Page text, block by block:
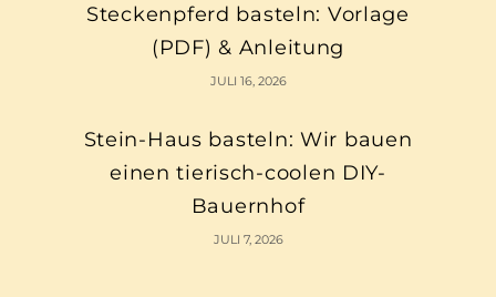
Steckenpferd basteln: Vorlage
(PDF) & Anleitung
JULI 16, 2026
Stein-Haus basteln: Wir bauen
einen tierisch-coolen DIY-
Bauernhof
JULI 7, 2026